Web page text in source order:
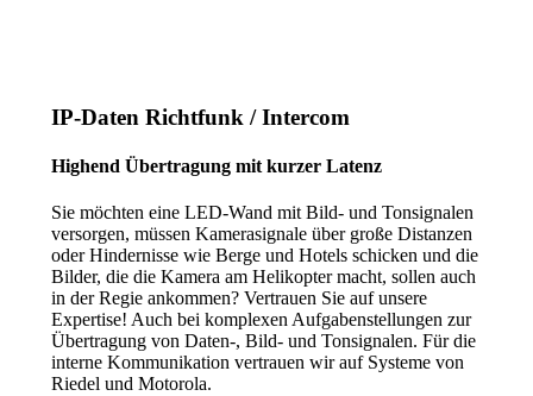
IP-Daten Richtfunk / Intercom
Highend Übertragung mit kurzer Latenz
Sie möchten eine LED-Wand mit Bild- und Tonsignalen
versorgen, müssen Kamerasignale über große Distanzen
oder Hindernisse wie Berge und Hotels schicken und die
Bilder, die die Kamera am Helikopter macht, sollen auch
in der Regie ankommen? Vertrauen Sie auf unsere
Expertise! Auch bei komplexen Aufgabenstellungen zur
Übertragung von Daten-, Bild- und Tonsignalen. Für die
interne Kommunikation vertrauen wir auf Systeme von
Riedel und Motorola.